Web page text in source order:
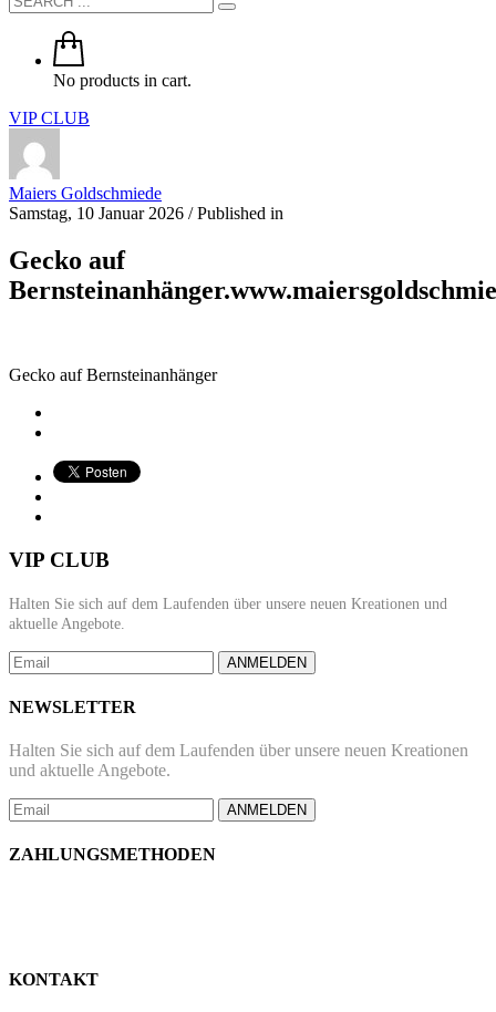
No products in cart.
VIP CLUB
Maiers Goldschmiede
Samstag, 10 Januar 2026 /Published in
Gecko auf
Gecko auf Bernsteinanhänger
VIP CLUB
Halten Sie sich auf dem Laufenden über unsere neuen Kreationen und
aktuelle Angebote.
ANMELDEN
NEWSLETTER
Halten Sie sich auf dem Laufenden über unsere neuen Kreationen
und aktuelle Angebote.
ANMELDEN
ZAHLUNGSMETHODEN
KONTAKT